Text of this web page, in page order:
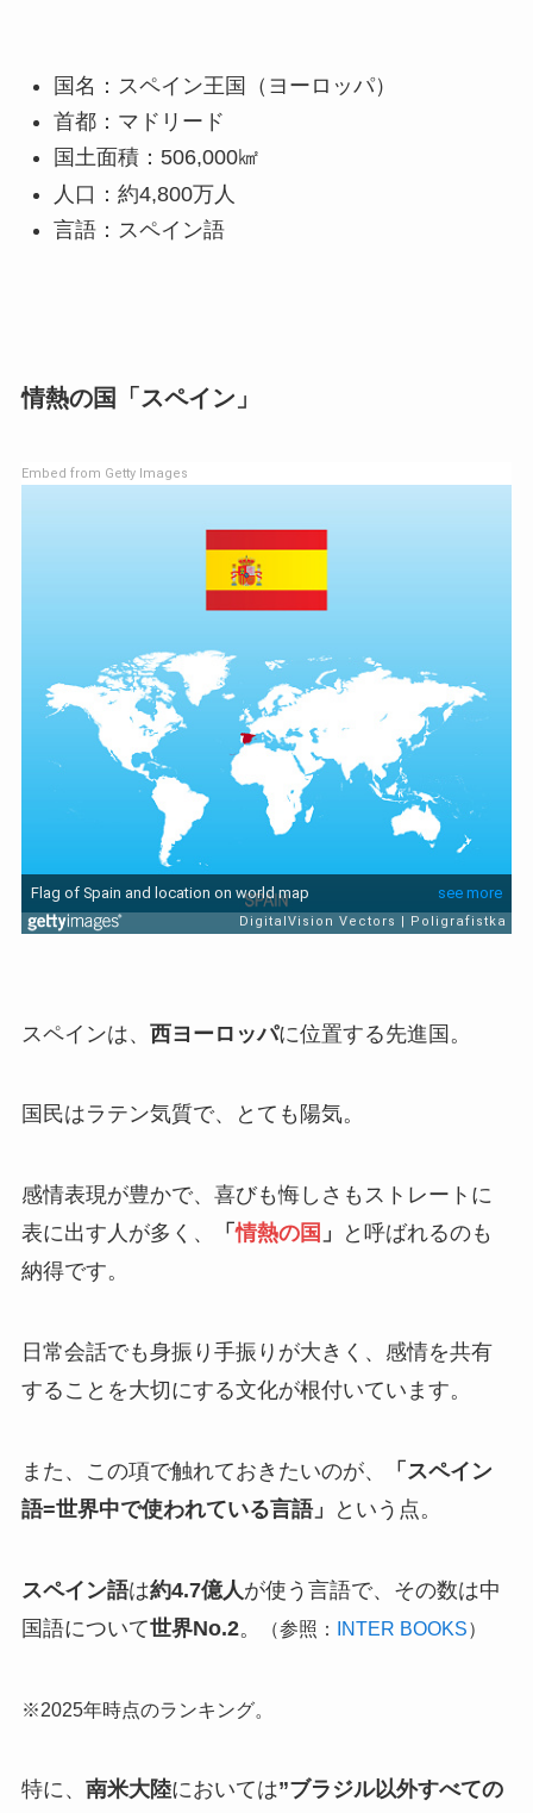
国名：スペイン王国（ヨーロッパ）
首都：マドリード
国土面積：506,000㎢
人口：約4,800万人
言語：スペイン語
情熱の国「スペイン」
Embed from Getty Images
スペインは、 西ヨーロッパに位置する先進国。
国民はラテン気質で、とても陽気。
感情表現が豊かで、喜びも悔しさもストレートに
表に出す人が多く、
「情熱の国 」
と呼ばれるのも
納得です。
日常会話でも身振り手振りが大きく、感情を共有
することを大切にする文化が根付いています。
また、この項で触れておきたいのが、
「スペイン
語=世界中で使われている言語」
という点。
スペイン語は約4.7億人 が使う言語で、その数は中
国語について世界No.2。 （参照： INTER BOOKS）
※2025年時点のランキング。
特に、 南米大陸においては”ブラジル以外すべての